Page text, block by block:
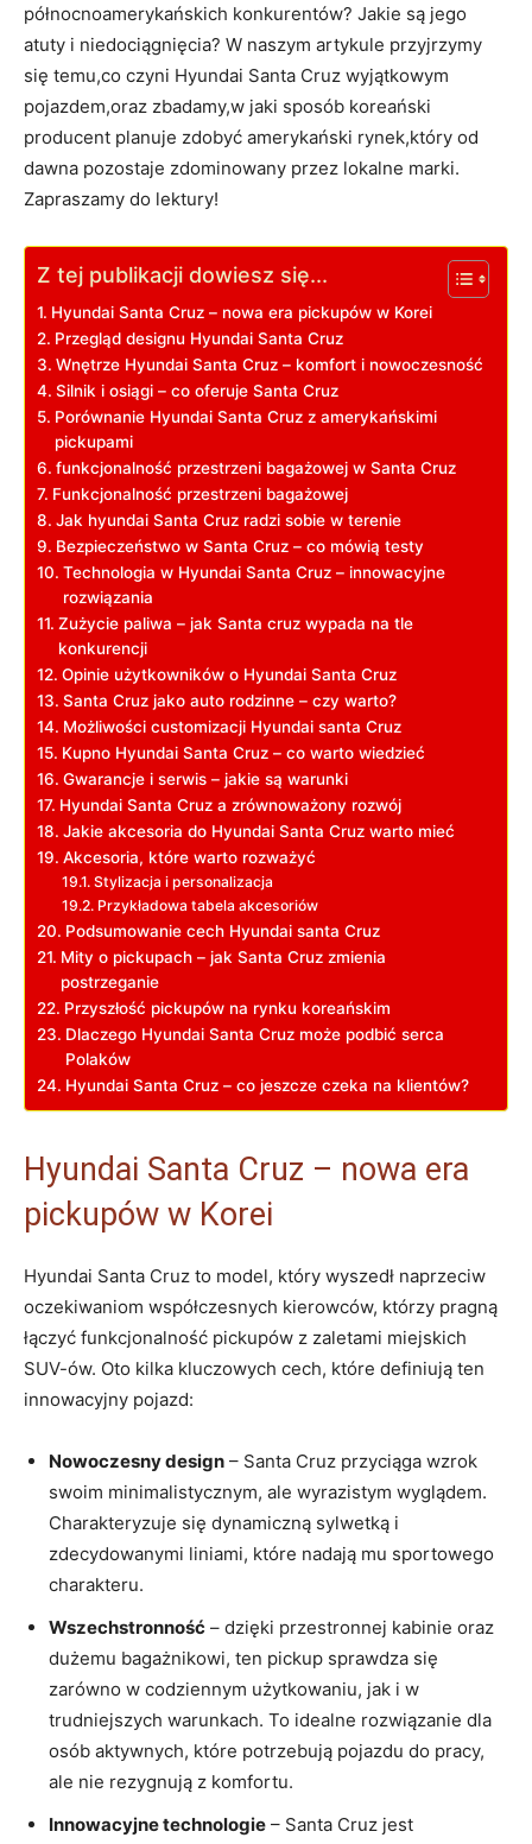
północnoamerykańskich konkurentów? Jakie ⁤są jego
‌atuty i niedociągnięcia? W naszym artykule przyjrzymy
się temu,co czyni Hyundai Santa Cruz ‍wyjątkowym
pojazdem,oraz ⁣zbadamy,w jaki sposób koreański
producent planuje zdobyć amerykański ⁣rynek,który od
dawna pozostaje zdominowany przez lokalne marki.⁤
Zapraszamy do lektury!
Z tej publikacji dowiesz się...
Hyundai Santa Cruz – nowa era⁢ pickupów w ⁤Korei
Przegląd designu Hyundai‌ Santa Cruz
Wnętrze Hyundai Santa Cruz – ​komfort i nowoczesność
Silnik⁣ i osiągi – co oferuje Santa Cruz
Porównanie​ Hyundai Santa Cruz z amerykańskimi
pickupami
funkcjonalność przestrzeni bagażowej w Santa Cruz
Funkcjonalność przestrzeni ​bagażowej
Jak hyundai Santa Cruz radzi sobie w terenie
Bezpieczeństwo w Santa Cruz – co mówią testy
Technologia w Hyundai Santa Cruz – innowacyjne
rozwiązania
Zużycie‍ paliwa – jak Santa cruz⁣ wypada na ⁣tle‌
konkurencji
Opinie użytkowników ⁣o ​Hyundai Santa Cruz
Santa Cruz jako auto rodzinne – czy warto?
Możliwości‌ customizacji Hyundai⁢ santa Cruz
Kupno Hyundai Santa Cruz – co warto wiedzieć
Gwarancje i serwis – jakie są ​warunki
Hyundai ⁢Santa Cruz a zrównoważony rozwój
Jakie akcesoria ​do Hyundai Santa Cruz warto mieć
Akcesoria, ⁢które warto rozważyć
Stylizacja i personalizacja
Przykładowa tabela akcesoriów
Podsumowanie ​cech Hyundai santa Cruz
Mity o pickupach – jak Santa Cruz zmienia⁤
postrzeganie
Przyszłość pickupów⁣ na rynku⁣ koreańskim
Dlaczego Hyundai Santa Cruz ⁣może podbić serca
Polaków
Hyundai Santa Cruz – co jeszcze czeka na klientów?
Hyundai Santa Cruz – nowa era⁢
pickupów w ⁤Korei
Hyundai Santa Cruz ⁤to model, który wyszedł naprzeciw
‍oczekiwaniom współczesnych kierowców, którzy pragną
łączyć funkcjonalność​ pickupów ‌z ‌zaletami miejskich⁣
SUV-ów. Oto kilka kluczowych cech,⁤ które definiują ten⁢
innowacyjny pojazd:
Nowoczesny design – Santa Cruz przyciąga wzrok
swoim minimalistycznym, ale⁣ wyrazistym ‍wyglądem.
Charakteryzuje się dynamiczną⁣ sylwetką i
zdecydowanymi liniami, które nadają mu sportowego
charakteru.
Wszechstronność – dzięki przestronnej kabinie ⁢oraz
dużemu bagażnikowi, ten pickup sprawdza się
⁣zarówno⁣ w codziennym użytkowaniu, jak i w
trudniejszych warunkach. To idealne rozwiązanie dla​
osób aktywnych, które potrzebują pojazdu do pracy,
ale nie rezygnują z komfortu.
Innowacyjne technologie – Santa Cruz jest